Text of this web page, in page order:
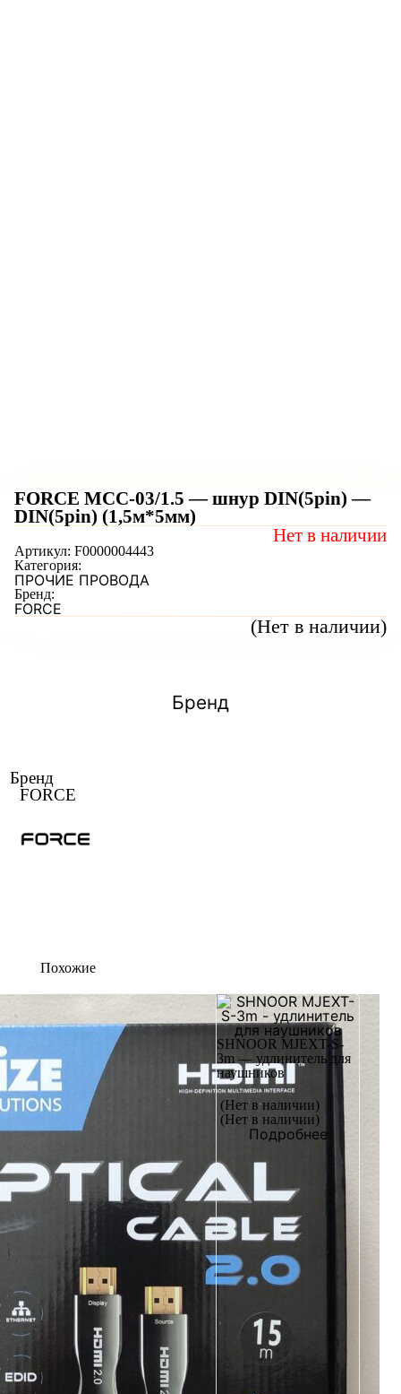
FORCE MCC-03/1.5 — шнур DIN(5pin) —
DIN(5pin) (1,5м*5мм)
(Нет в наличии)
Нет в наличии
Артикул: F0000004443
Категория:
ПРОЧИЕ ПРОВОДА
Бренд:
FORCE
Бренд
Бренд
FORCE
Похожие
SHNOOR MJEXT-S-
3m — удлинитель для
наушников
(Нет в наличии)
(Нет в наличии)
Подробнее